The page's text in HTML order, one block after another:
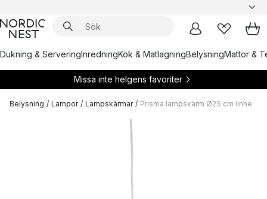
Dukning & ServeringInredningKök & MatlagningBelysningMattor &
Missa inte helgens favoriter
Belysning / Lampor / Lampskärmar / Prisma lampskärm Ø25 cm linne